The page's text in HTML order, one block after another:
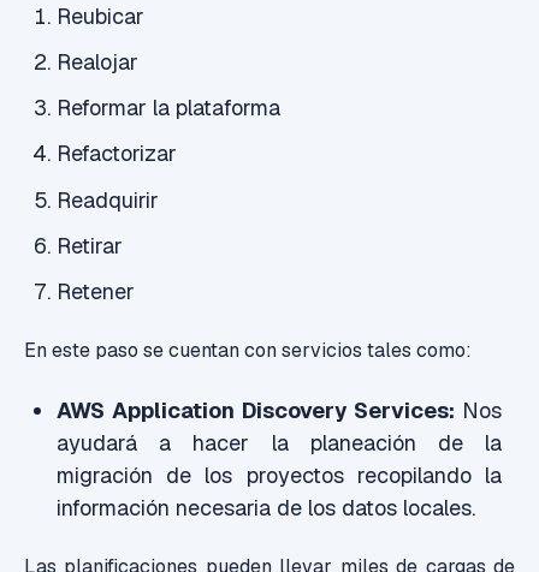
Reubicar
Realojar
Reformar la plataforma
Refactorizar
Readquirir
Retirar
Retener
En este paso se cuentan con servicios tales como:
AWS Application Discovery Services: Nos
ayudará a hacer la planeación de la
migración de los proyectos recopilando la
información necesaria de los datos locales.
Las planificaciones pueden llevar miles de cargas de